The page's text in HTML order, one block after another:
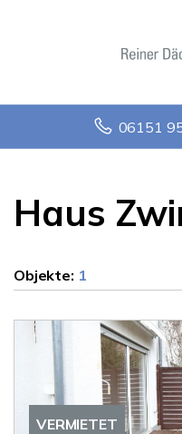
06151
Haus
Objekte: 1
VERMIETET